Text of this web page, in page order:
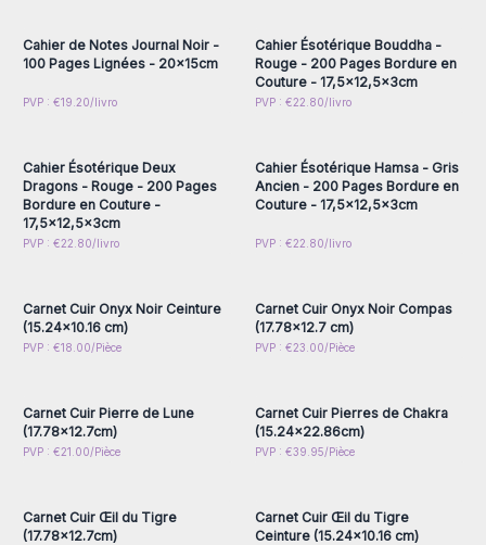
Cahier de Notes Journal Noir -
100 Pages Lignées - 20x15cm
PVP : €19.20/livro
Cahier Ésotérique Bouddha -
Rouge - 200 Pages Bordure en
Couture - 17,5x12,5x3cm
PVP : €22.80/livro
Connectez-vous ou
Cahier Ésotérique Deux
Dragons - Rouge - 200 Pages
Bordure en Couture -
17,5x12,5x3cm
PVP : €22.80/livro
Connectez-vous ou
Cahier Ésotérique Hamsa - Gris
Ancien - 200 Pages Bordure en
Couture - 17,5x12,5x3cm
PVP : €22.80/livro
Connectez-vous ou
Carnet Cuir Onyx Noir Ceinture
(15.24x10.16 cm)
PVP : €18.00/Pièce
Connectez-vous ou
Carnet Cuir Onyx Noir Compas
(17.78x12.7 cm)
PVP : €23.00/Pièce
Connectez-vous ou
Carnet Cuir Pierre de Lune
(17.78x12.7cm)
PVP : €21.00/Pièce
Connectez-vous ou
Carnet Cuir Pierres de Chakra
(15.24x22.86cm)
PVP : €39.95/Pièce
Connectez-vous ou
Carnet Cuir Œil du Tigre
(17.78x12.7cm)
Connectez-vous ou
Carnet Cuir Œil du Tigre
Ceinture (15.24x10.16 cm)